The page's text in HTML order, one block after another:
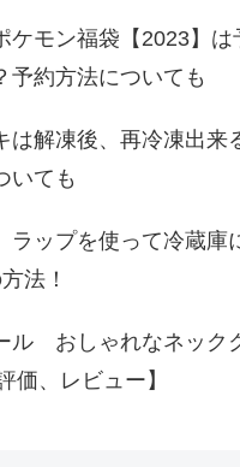
ケモン福袋【2023】は
予約方法についても
は解凍後、再冷凍出来
いても
ラップを使って冷蔵庫
法！
ル おしゃれなネック
価、レビュー】